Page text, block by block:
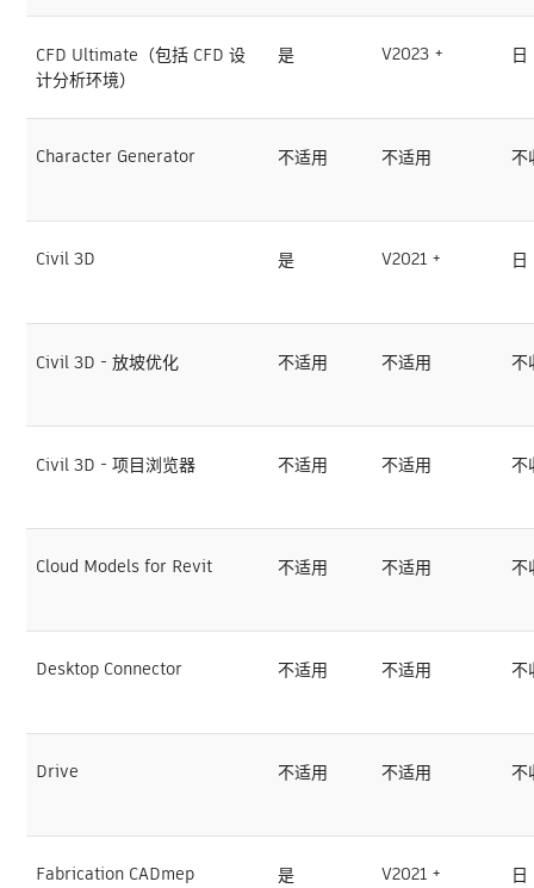
CFD Ultimate（包括 CFD 设
计分析环境）
是 V2023 + 日
Character Generator 不适用 不适用 不
Civil 3D 是 V2021 + 日
Civil 3D - 放坡优化 不适用 不适用 不
Civil 3D - 项目浏览器 不适用 不适用 不
Cloud Models for Revit 不适用 不适用 不
Desktop Connector 不适用 不适用 不
Drive 不适用 不适用 不
Fabrication CADmep 是 V2021 + 日